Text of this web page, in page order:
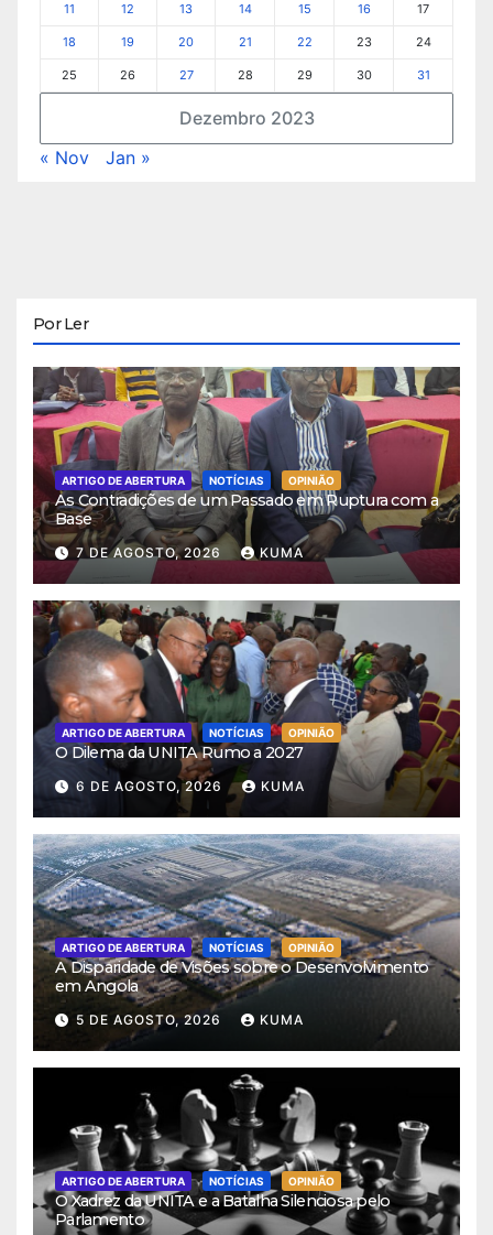
Dezembro 2023
11 12 13 14 15 16 17
18 19 20 21 22 23 24
25 26 27 28 29 30 31
« Nov Jan »
Por Ler
ARTIGO DE ABERTURA NOTÍCIAS OPINIÃO
As Contradições de um Passado em Ruptura com a
Base
7 DE AGOSTO, 2026 KUMA
ARTIGO DE ABERTURA NOTÍCIAS OPINIÃO
O Dilema da UNITA Rumo a 2027
6 DE AGOSTO, 2026 KUMA
ARTIGO DE ABERTURA NOTÍCIAS OPINIÃO
A Disparidade de Visões sobre o Desenvolvimento
em Angola
5 DE AGOSTO, 2026 KUMA
ARTIGO DE ABERTURA NOTÍCIAS OPINIÃO
O Xadrez da UNITA e a Batalha Silenciosa pelo
Parlamento